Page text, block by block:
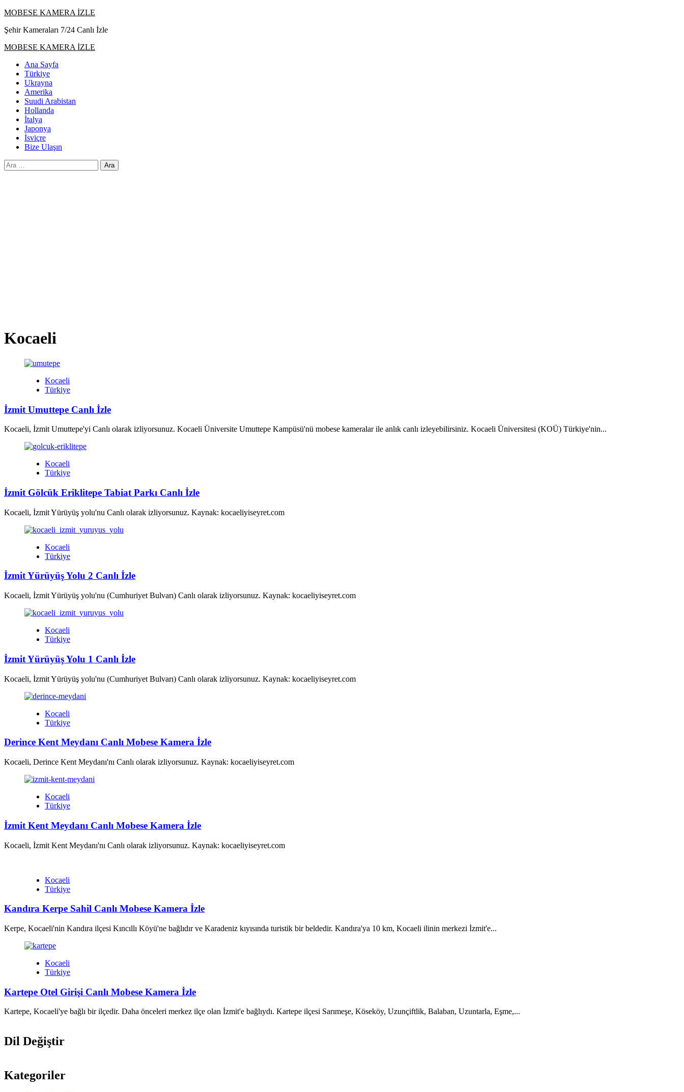
Skip
content
MOBESE KAMERA İZLE
Şehir Kameraları 7/24 Canlı İzle
Primary
MOBESE KAMERA İZLE
Ana Sayfa
Türkiye
Ukrayna
Amerika
Suudi Arabistan
Hollanda
İtalya
Japonya
İsviçre
Bize Ulaşın
Arama:
Kocaeli
Kocaeli
Türkiye
İzmit Umuttepe Canlı İzle
Kocaeli, İzmit Umuttepe'yi Canlı olarak izliyorsunuz. Kocaeli Üniversite Umuttepe Kampüsü'nü mobese kameralar ile anlık canlı izleyebilirsiniz. Kocaeli Üniversitesi (KOÜ) Türkiye'nin...
Kocaeli
Türkiye
İzmit Gölcük Eriklitepe Tabiat Parkı Canlı İzle
Kocaeli, İzmit Yürüyüş yolu'nu Canlı olarak izliyorsunuz. Kaynak: kocaeliyiseyret.com
Kocaeli
Türkiye
İzmit Yürüyüş Yolu 2 Canlı İzle
Kocaeli, İzmit Yürüyüş yolu'nu (Cumhuriyet Bulvarı) Canlı olarak izliyorsunuz. Kaynak: kocaeliyiseyret.com
Kocaeli
Türkiye
İzmit Yürüyüş Yolu 1 Canlı İzle
Kocaeli, İzmit Yürüyüş yolu'nu (Cumhuriyet Bulvarı) Canlı olarak izliyorsunuz. Kaynak: kocaeliyiseyret.com
Kocaeli
Türkiye
Derince Kent Meydanı Canlı Mobese Kamera İzle
Kocaeli, Derince Kent Meydanı'nı Canlı olarak izliyorsunuz. Kaynak: kocaeliyiseyret.com
Kocaeli
Türkiye
İzmit Kent Meydanı Canlı Mobese Kamera İzle
Kocaeli, İzmit Kent Meydanı'nı Canlı olarak izliyorsunuz. Kaynak: kocaeliyiseyret.com
Kocaeli
Türkiye
Kandıra Kerpe Sahil Canlı Mobese Kamera İzle
Kerpe, Kocaeli'nin Kandıra ilçesi Kıncıllı Köyü'ne bağlıdır ve Karadeniz kıyısında turistik bir beldedir. Kandıra'ya 10 km, Kocaeli ilinin merkezi İzmit'e...
Kocaeli
Türkiye
Kartepe Otel Girişi Canlı Mobese Kamera İzle
Kartepe, Kocaeli'ye bağlı bir ilçedir. Daha önceleri merkez ilçe olan İzmit'e bağlıydı. Kartepe ilçesi Sarımeşe, Köseköy, Uzunçiftlik, Balaban, Uzuntarla, Eşme,...
Dil Değiştir
Kategoriler